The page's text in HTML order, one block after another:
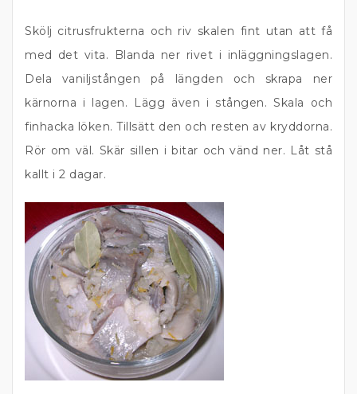
Skölj citrusfrukterna och riv skalen fint utan att få
med det vita. Blanda ner rivet i inläggningslagen.
Dela vaniljstången på längden och skrapa ner
kärnorna i lagen. Lägg även i stången. Skala och
finhacka löken. Tillsätt den och resten av kryddorna.
Rör om väl. Skär sillen i bitar och vänd ner. Låt stå
kallt i 2 dagar.